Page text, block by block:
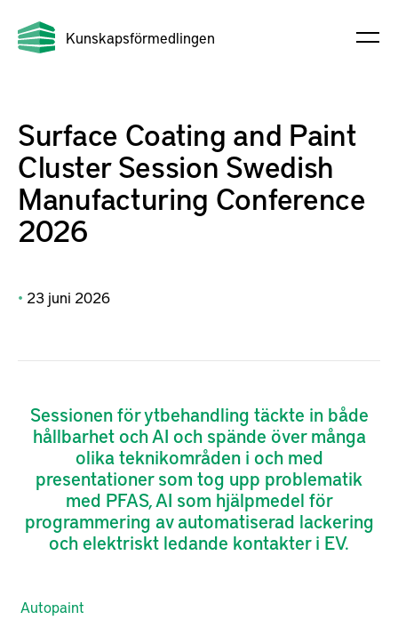
Kunskapsförmedlingen
Surface Coating and Paint
Cluster Session Swedish
Manufacturing Conference
2026
23 juni 2026
Sessionen för ytbehandling täckte in både
hållbarhet och AI och spände över många
olika teknikområden i och med
presentationer som tog upp problematik
med PFAS, AI som hjälpmedel för
programmering av automatiserad lackering
och elektriskt ledande kontakter i EV.
Autopaint